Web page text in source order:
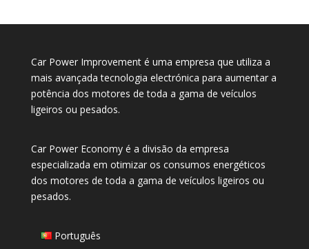
Car Power Improvement é uma empresa que utiliza a
mais avançada tecnologia electrónica para aumentar a
potência dos motores de toda a gama de veículos
ligeiros ou pesados.
Car Power Economy é a divisão da empresa
especializada em otimizar os consumos energéticos
dos motores de toda a gama de veículos ligeiros ou
pesados.
Português